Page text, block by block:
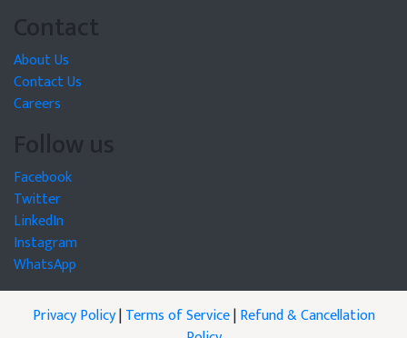
Contact
About Us
Contact Us
Careers
Follow us
Facebook
Twitter
LinkedIn
Instagram
WhatsApp
Privacy Policy|Terms of Service|Refund & Cancellation